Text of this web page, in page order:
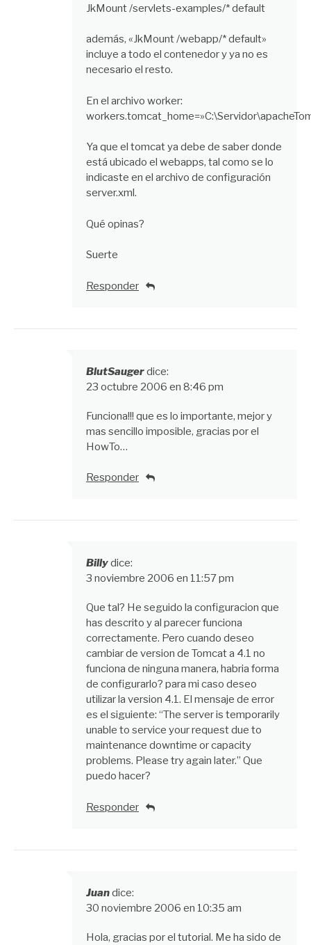
JkMount /servlets-examples/* default
además, «JkMount /webapp/* default»
incluye a todo el contenedor y ya no es
necesario el resto.
En el archivo worker:
Ya que el tomcat ya debe de saber donde
está ubicado el webapps, tal como se lo
indicaste en el archivo de configuración
server.xml.
Qué opinas?
Suerte
Responder
BlutSaugerdice:
23 octubre 2006 en 8:46 pm
Funciona!!! que es lo importante, mejor y
mas sencillo imposible, gracias por el
HowTo…
Responder
Billydice:
3 noviembre 2006 en 11:57 pm
Que tal? He seguido la configuracion que
has descrito y al parecer funciona
correctamente. Pero cuando deseo
cambiar de version de Tomcat a 4.1 no
funciona de ninguna manera, habria forma
de configurarlo? para mi caso deseo
utilizar la version 4.1. El mensaje de error
es el siguiente: “The server is temporarily
unable to service your request due to
maintenance downtime or capacity
problems. Please try again later.” Que
puedo hacer?
Responder
Juandice:
30 noviembre 2006 en 10:35 am
Hola, gracias por el tutorial. Me ha sido de